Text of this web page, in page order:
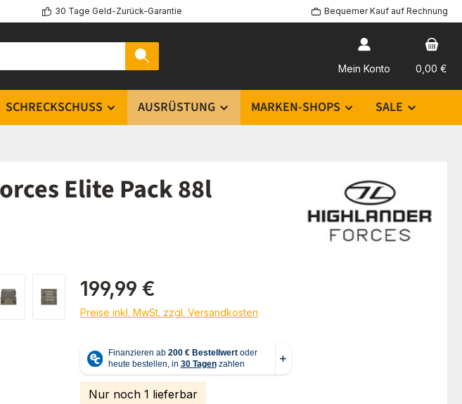
30 Tage Geld-Zurück-Garantie Bequemer Kauf auf Rechnung
Mein Konto 0,00 €
SCHRECKSCHUSS AUSRÜSTUNG MARKEN-SHOPS SALE
Elite Pack 88l
Regulärer Preis:
199,99 €
Preise inkl. MwSt. zzgl. Versandkosten
Nur noch 1 lieferbar